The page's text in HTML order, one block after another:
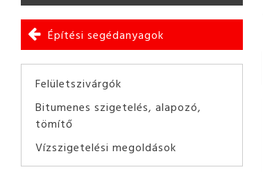
Építési segédanyagok
Felületszivárgók
Bitumenes szigetelés, alapozó,
tömítő
Vízszigetelési megoldások